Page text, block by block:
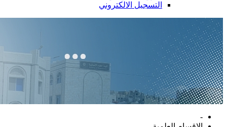
التسجيل الالكتروني
-